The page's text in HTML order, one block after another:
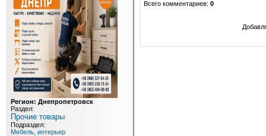
Регион: Днепропетровск
Раздел:
Прочие товары
Подраздел:
Мебель, интерьер
Всего комментариев: 0